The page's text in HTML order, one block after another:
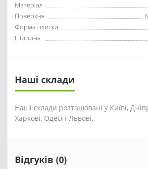
Матеріал
Поверхня
Форма плитки
Ширина
Наші склади
Наші склади розташовані у Київі,
Харкові, Одесі і Львові.
Відгуків (0)